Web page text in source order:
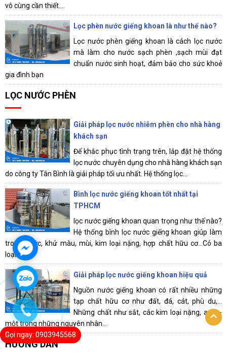
vô cùng cần thiết....
Lọc phèn nước giếng khoan là như thế nào?
Lọc nước phèn giếng khoan là cách lọc nước
mà làm cho nước sạch phèn ,sạch mùi đạt
chuẩn nước sinh hoạt, đảm bảo cho sức khoẻ
gia đình bạn
LỌC NƯỚC PHÈN
Giải pháp lọc nước nhiễm phèn cho nhà hàng
khách sạn
Để khắc phục tình trạng trên, lắp đặt hệ thống
lọc nước chuyên dụng cho nhà hàng khách sạn
do công ty Tân Bình là giải pháp tối ưu nhất. Hệ thống lọc...
Bình lọc nước giếng khoan tốt nhất tại
TPHCM
lọc nước giếng khoan quan trọng như thế nào?
Hệ thống bình lọc nước giếng khoan giúp làm
trong nước, khử màu, mùi, kim loại nặng, hợp chất hữu cơ...Có ba
loại...
Giải pháp lọc nước giếng khoan hiệu quả
Nguồn nước giếng khoan có rất nhiều những
tạp chất hữu cơ như đất, đá, cát, phù du,…
Những chất như sắt, các kim loại nặng, asen-
một trong những nguyên nhân...
HƯỚNG DẪN
Gọi ngay: 0903945568